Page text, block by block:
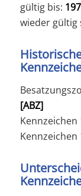
gültig bis:
wieder gültig
[ABZ]
Kennzeichen
Kennzeichen